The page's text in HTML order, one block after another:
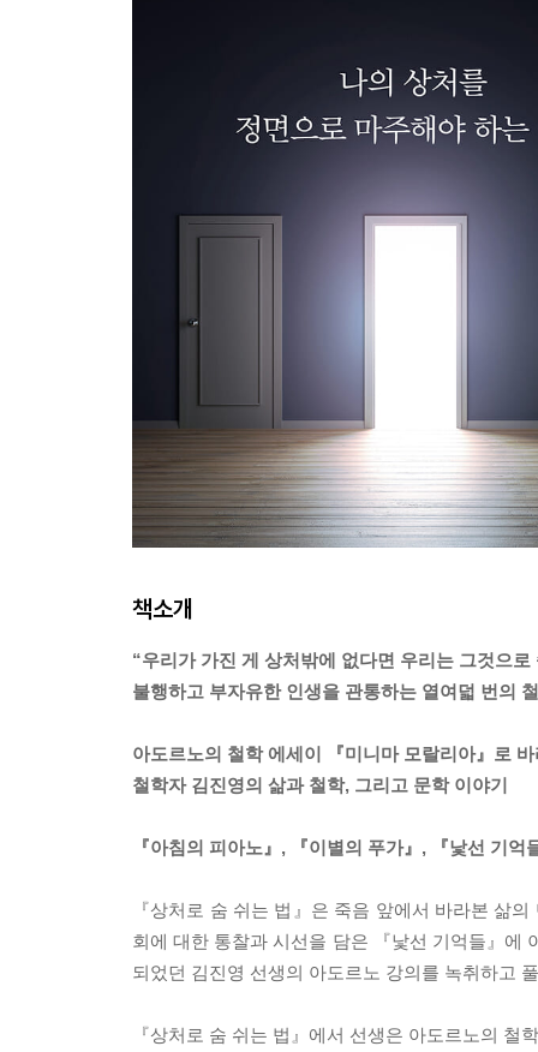
책소개
“우리가 가진 게 상처밖에 없다면 우리는 그것으로
불행하고 부자유한 인생을 관통하는 열여덟 번의
아도르노의 철학 에세이 『미니마 모랄리아』로
철학자 김진영의 삶과 철학, 그리고 문학 이야기
『아침의 피아노』, 『이별의 푸가』, 『낯선 기
『상처로 숨 쉬는 법』은 죽음 앞에서 바라본 삶
회에 대한 통찰과 시선을 담은 『낯선 기억들』에
되었던 김진영 선생의 아도르노 강의를 녹취하고
『상처로 숨 쉬는 법』에서 선생은 아도르노의